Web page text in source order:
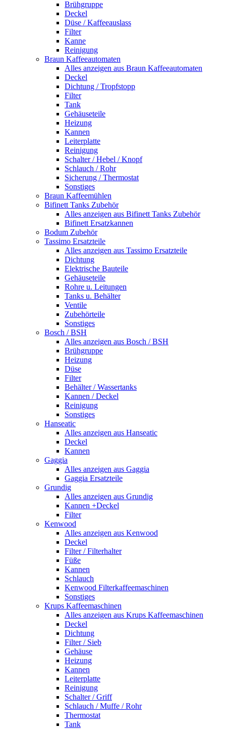
Brühgruppe
Deckel
Düse / Kaffeeauslass
Filter
Kanne
Reinigung
Braun Kaffeeautomaten
Alles anzeigen aus Braun Kaffeeautomaten
Deckel
Dichtung / Tropfstopp
Filter
Tank
Gehäuseteile
Heizung
Kannen
Leiterplatte
Reinigung
Schalter / Hebel / Knopf
Schlauch / Rohr
Sicherung / Thermostat
Sonstiges
Braun Kaffeemühlen
Bifinett Tanks Zubehör
Alles anzeigen aus Bifinett Tanks Zubehör
Bifinett Ersatzkannen
Bodum Zubehör
Tassimo Ersatzteile
Alles anzeigen aus Tassimo Ersatzteile
Dichtung
Elektrische Bauteile
Gehäuseteile
Rohre u. Leitungen
Tanks u. Behälter
Ventile
Zubehörteile
Sonstiges
Bosch / BSH
Alles anzeigen aus Bosch / BSH
Brühgruppe
Heizung
Düse
Filter
Behälter / Wassertanks
Kannen / Deckel
Reinigung
Sonstiges
Hanseatic
Alles anzeigen aus Hanseatic
Deckel
Kannen
Gaggia
Alles anzeigen aus Gaggia
Gaggia Ersatzteile
Grundig
Alles anzeigen aus Grundig
Kannen +Deckel
Filter
Kenwood
Alles anzeigen aus Kenwood
Deckel
Filter / Filterhalter
Füße
Kannen
Schlauch
Kenwood Filterkaffeemaschinen
Sonstiges
Krups Kaffeemaschinen
Alles anzeigen aus Krups Kaffeemaschinen
Deckel
Dichtung
Filter / Sieb
Gehäuse
Heizung
Kannen
Leiterplatte
Reinigung
Schalter / Griff
Schlauch / Muffe / Rohr
Thermostat
Tank